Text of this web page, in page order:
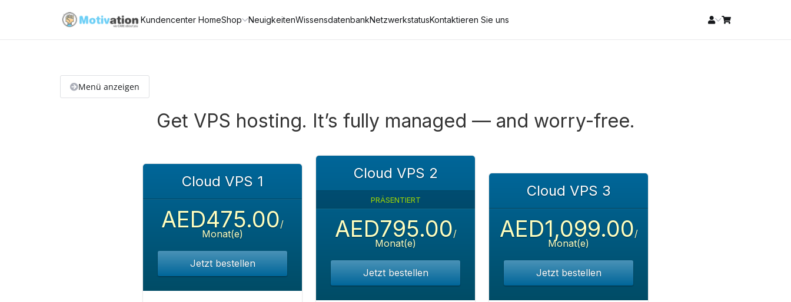
Kundencenter HomeShop NeuigkeitenWissensdatenbankNetzwerkstatusKontaktieren Sie uns
Menü anzeigen
Get VPS hosting. It’s fully managed — and worry-free.
Cloud VPS 1
AED475.00/
Monat(e)
Jetzt bestellen
Cloud VPS 2
PRÄSENTIERT
AED795.00/
Monat(e)
Jetzt bestellen
Cloud VPS 3
AED1,099.00/
Monat(e)
Jetzt bestellen